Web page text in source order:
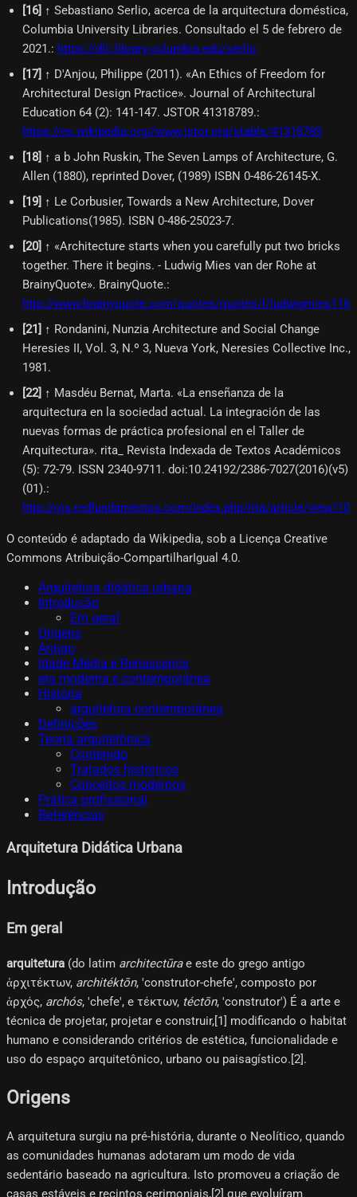
[16] ↑ Sebastiano Serlio, acerca de la arquitectura doméstica,
Columbia University Libraries. Consultado el 5 de febrero de
2021.: https://dlc.library.columbia.edu/serlio
[17] ↑ D'Anjou, Philippe (2011). «An Ethics of Freedom for
Architectural Design Practice». Journal of Architectural
Education 64 (2): 141-147. JSTOR 41318789.:
https://es.wikipedia.org//www.jstor.org/stable/41318789
[18] ↑ a b John Ruskin, The Seven Lamps of Architecture, G.
Allen (1880), reprinted Dover, (1989) ISBN 0-486-26145-X.
[19] ↑ Le Corbusier, Towards a New Architecture, Dover
Publications(1985). ISBN 0-486-25023-7.
[20] ↑ «Architecture starts when you carefully put two bricks
together. There it begins. - Ludwig Mies van der Rohe at
BrainyQuote». BrainyQuote.:
http://www.brainyquote.com/quotes/quotes/l/
[21] ↑ Rondanini, Nunzia Architecture and Social Change
Heresies II, Vol. 3, N.º 3, Nueva York, Neresies Collective Inc.,
1981.
[22] ↑ Masdéu Bernat, Marta. «La enseñanza de la
arquitectura en la sociedad actual. La integración de las
nuevas formas de práctica profesional en el Taller de
Arquitectura». rita_ Revista Indexada de Textos Académicos
(5): 72-79. ISSN 2340-9711. doi:10.24192/2386-7027(2016)(v5)
(01).:
http://ojs.redfundamentos.com/index.php/rita/article/view/101
O conteúdo é adaptado da Wikipedia, sob a Licença Creative
Commons Atribuição-CompartilharIgual 4.0.
Arquitetura didática urbana
Introdução
Em geral
Origens
Antigo
Idade Média e Renascença
era moderna e contemporânea
História
arquitetura contemporânea
Definições
Teoria arquitetônica
Contenido
Tratados históricos
Conceitos modernos
Prática profissional
Referências
Arquitetura Didática Urbana
Introdução
Em geral
arquitetura (do latim architectūrae este do grego antigo
ἀρχιτέκτων, architéktōn, 'construtor-chefe', composto por
ἀρχός, archós, 'chefe', e τέκτων, téctōn, 'construtor') É a arte e
técnica de projetar, projetar e construir,[1]​ modificando o habitat
humano e considerando critérios de estética, funcionalidade e
uso do espaço arquitetônico, urbano ou paisagístico.[2]​.
Origens
A arquitetura surgiu na pré-história, durante o Neolítico, quando
as comunidades humanas adotaram um modo de vida
sedentário baseado na agricultura. Isto promoveu a criação de
casas estáveis ​​e recintos cerimoniais,[2]​ que evoluíram